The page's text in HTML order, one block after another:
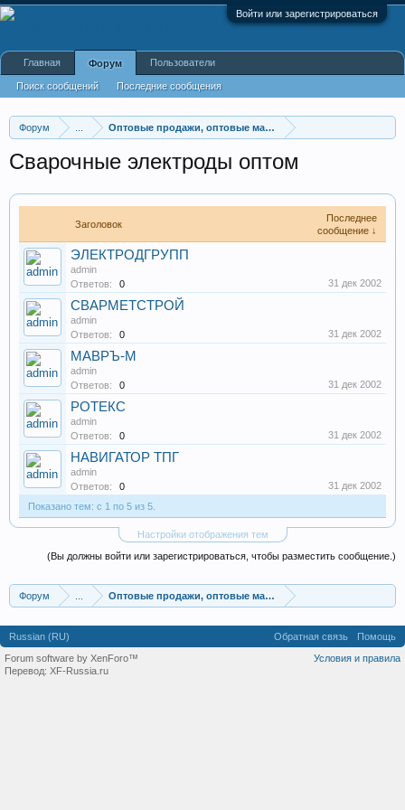
Войти или зарегистрироваться
Форум Оптовые продажи, оптовые магазины
Сварочные электроды оптом
Заголовок
Последнее
сообщение ↓
ЭЛЕКТРОДГРУПП
admin
Ответов:
0 31 дек 2002
СВАРМЕТСТРОЙ
admin
Ответов:
0 31 дек 2002
МАВРЪ-М
admin
Ответов:
0 31 дек 2002
РОТЕКС
admin
Ответов:
0 31 дек 2002
НАВИГАТОР ТПГ
admin
Ответов:
0
31 дек 2002
Показано тем: с 1 по 5 из 5.
Настройки отображения тем
(Вы должны войти или зарегистрироваться, чтобы разместить сообщение.)
Форум Оптовые продажи, оптовые магазины
Главная Форум
Поиск сообщений Последние сообщения
Пользователи
Russian (RU) Обратная связь
Помощь
Условия и правила
Forum software by XenForo™
Перевод: XF-Russia.ru